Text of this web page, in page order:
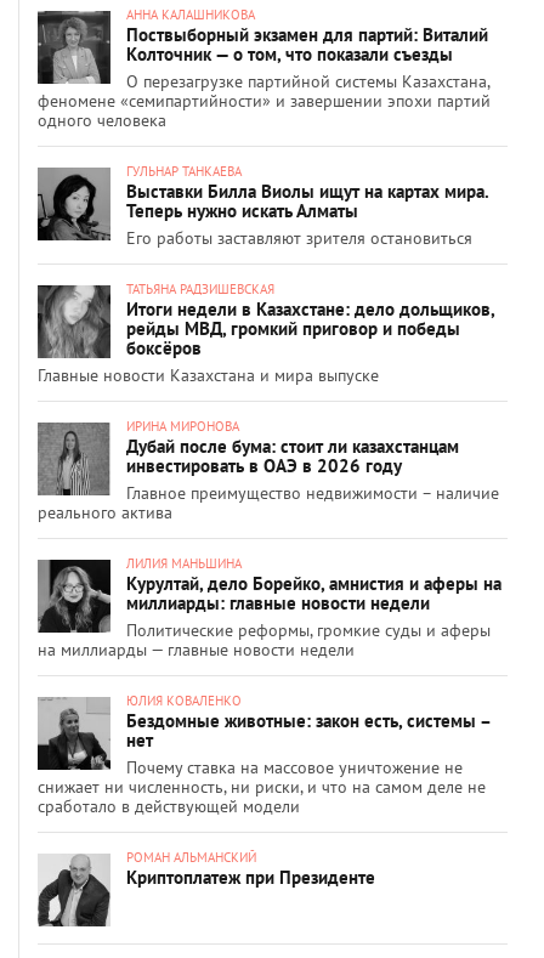
АННА КАЛАШНИКОВА
Поствыборный экзамен для партий: Виталий
Колточник — о том, что показали съезды
О перезагрузке партийной системы Казахстана,
феномене «семипартийности» и завершении эпохи партий
одного человека
ГУЛЬНАР ТАНКАЕВА
Выставки Билла Виолы ищут на картах мира.
Теперь нужно искать Алматы
Его работы заставляют зрителя остановиться
ТАТЬЯНА РАДЗИШЕВСКАЯ
Итоги недели в Казахстане: дело дольщиков,
рейды МВД, громкий приговор и победы
боксёров
Главные новости Казахстана и мира выпуске
ИРИНА МИРОНОВА
Дубай после бума: стоит ли казахстанцам
инвестировать в ОАЭ в 2026 году
Главное преимущество недвижимости – наличие
реального актива
ЛИЛИЯ МАНЬШИНА
Курултай, дело Борейко, амнистия и аферы на
миллиарды: главные новости недели
Политические реформы, громкие суды и аферы
на миллиарды — главные новости недели
ЮЛИЯ КОВАЛЕНКО
Бездомные животные: закон есть, системы –
нет
Почему ставка на массовое уничтожение не
снижает ни численность, ни риски, и что на самом деле не
сработало в действующей модели
РОМАН АЛЬМАНСКИЙ
Криптоплатеж при Президенте